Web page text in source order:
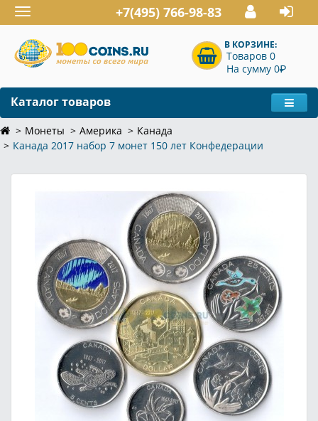
Toggle
navigation
+7(495) 766-98-83
В КОРЗИНЕ:
Товаров 0
На сумму 0P
Каталог товаров
Монеты Америка
Канада
Канада 2017 набор 7 монет 150 лет Конфедерации